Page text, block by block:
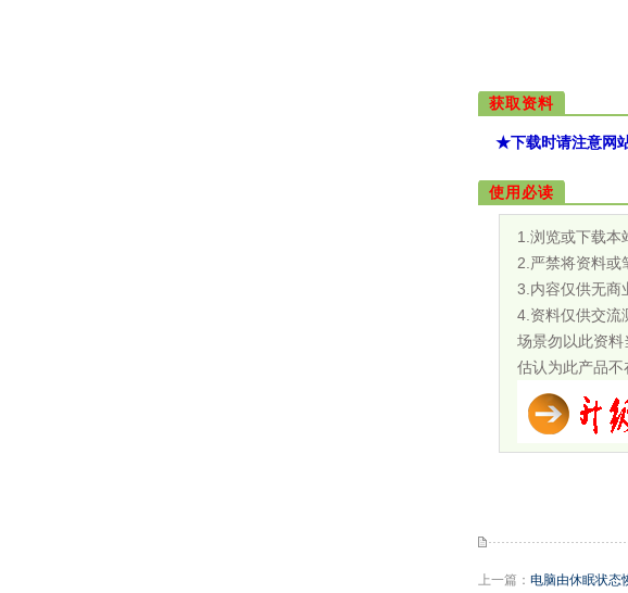
获取资料
★下载时请注意网
使用必读
1.浏览或下载本
2.严禁将资料或
3.内容仅供无商
4.资料仅供交流
场景勿以此资
估认为此产品不
上一篇： 电脑由休眠状态